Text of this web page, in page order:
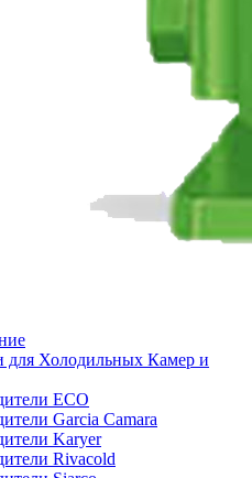
для Холодильных Камер и
ECO
Garcia Camara
Karyer
Rivacold